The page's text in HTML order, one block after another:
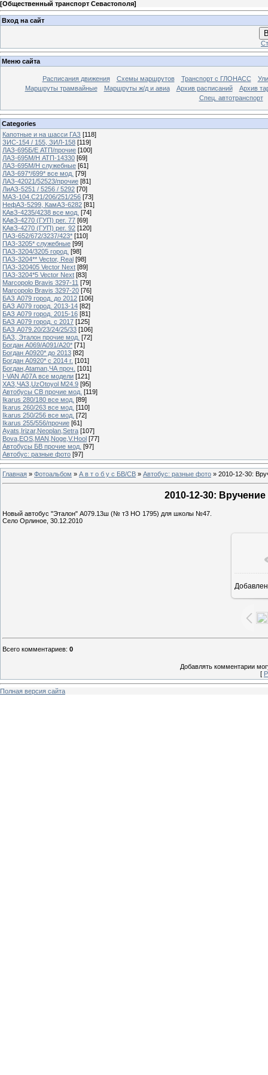
[Общественный транспорт Севастополя]
Вход на сайт
Меню сайта
Расписания движения Схемы маршрутов Транспорт с ГЛОНАСС
Маршруты трамвайные
Маршруты ж/д и авиа Архив расписаний
Архив
Спец. автотранспорт
Categories
Капотные и на шасси ГАЗ [118]
ЗИС-154 / 155, ЗИЛ-158 [119]
ЛАЗ-695Б/Е АТП/прочие [100]
ЛАЗ-695М/Н АТП-14330 [69]
ЛАЗ-695М/Н служебные [61]
ЛАЗ-697*/699* все мод. [79]
ЛАЗ-42021/52523/прочие [81]
ЛиАЗ-5251 / 5256 / 5292 [70]
МАЗ-104.C21/206/251/256 [73]
НефАЗ-5299, КамАЗ-6282 [81]
КАвЗ-4235/4238 все мод. [74]
КАвЗ-4270 (ГУП) рег. 77 [69]
КАвЗ-4270 (ГУП) рег. 92 [120]
ПАЗ-652/672/3237/423* [110]
ПАЗ-3205* служебные [99]
ПАЗ-3204/3205 город. [98]
ПАЗ-3204** Vector, Real [98]
ПАЗ-320405 Vector Next [89]
ПАЗ-3204*5 Vector Next [83]
Marcopolo Bravis 3297-11 [79]
Marcopolo Bravis 3297-20 [76]
БАЗ А079 город. до 2012 [106]
БАЗ А079 город. 2013-14 [82]
БАЗ А079 город. 2015-16 [81]
БАЗ А079 город. с 2017 [125]
БАЗ А079.20/23/24/25/33 [106]
БАЗ, Эталон прочие мод. [72]
Богдан А069/А091/А20* [71]
Богдан А0920* до 2013 [82]
Богдан А0920* с 2014 г. [101]
Богдан,Ataman,ЧА проч. [101]
I-VAN А07А все модели [121]
ХАЗ,ЧАЗ,UzOtoyol M24.9 [95]
Автобусы СВ прочие мод. [119]
Ikarus 280/180 все мод. [89]
Ikarus 260/263 все мод. [110]
Ikarus 250/256 все мод. [72]
Ikarus 255/556/прочие [61]
Ayats,Irizar,Neoplan,Setra [107]
Bova,EOS,MAN,Noge,V.Hool [77]
Автобусы БВ прочие мод. [97]
Автобус: разные фото [97]
Главная » Фотоальбом » А в т о б у с БВ/СВ » Автобус: разные фото » 2010-12-30:
2010-12-30:
Новый автобус "Эталон" А079.13ш (№ т3 НО 1795) для школы №47.
Село Орлиное, 30.12.2010
Всего комментариев: 0
Добавлять комментарии
[
Полная версия сайта